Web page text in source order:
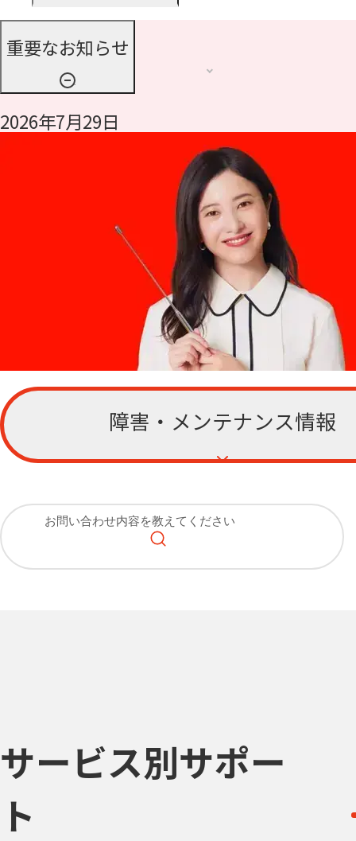
重要なお知らせ
2026年7月29日
令和8年熊本地震に伴う支援について
お客さまサポー
ト
障害・メンテナンス情報
サービス別サポー
ト